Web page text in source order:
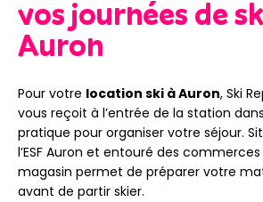
vos journées de
Auron
Pour votre location ski à Auron, Ski
vous reçoit à l’entrée de la station
pratique pour organiser votre séjour.
l’ESF Auron et entouré des
magasin permet de préparer votre
avant de partir skier.